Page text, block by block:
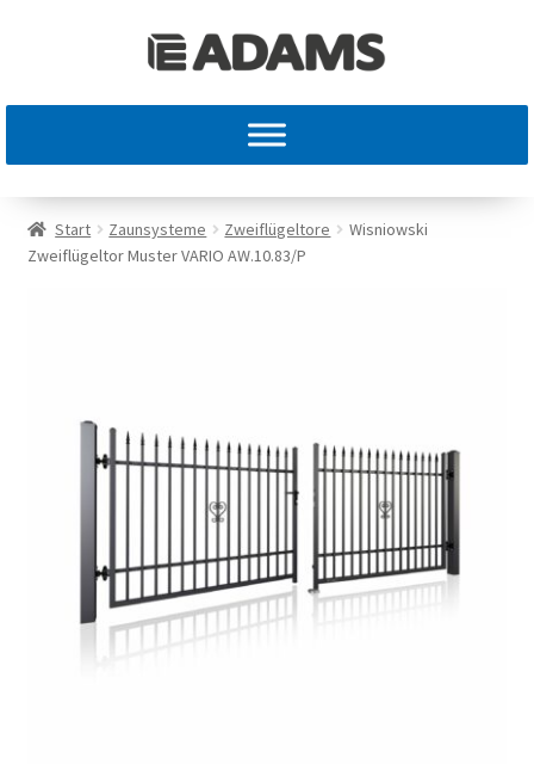
Start Zaunsysteme Zweiflügeltore
Wisniowski
Zweiflügeltor Muster VARIO AW.10.83/P